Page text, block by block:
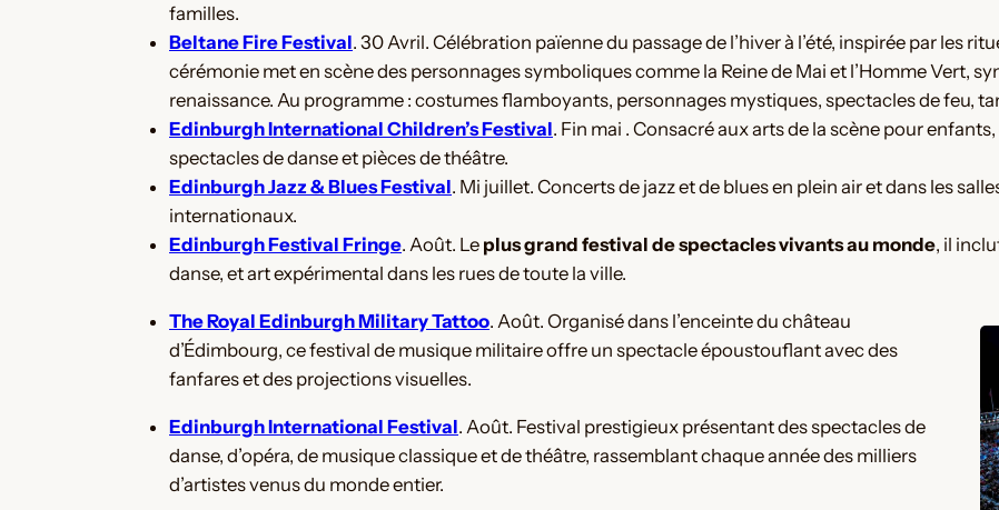
familles.
Beltane Fire Festival. 30 Avril. Célébration païenne du passage de l’hiver à l’été, inspirée par les
cérémonie met en scène des personnages symboliques comme la Reine de Mai et l’Homme Vert,
renaissance. Au programme : costumes flamboyants, personnages mystiques, spectacles de feu,
Edinburgh International Children’s Festival. Fin mai . Consacré aux arts de la scène pour
spectacles de danse et pièces de théâtre.
Edinburgh Jazz & Blues Festival. Mi juillet. Concerts de jazz et de blues en plein air et dans les
internationaux​.
Edinburgh Festival Fringe. Août. Le plus grand festival de spectacles vivants au monde, il
danse, et art expérimental dans les rues de toute la ville​.
The Royal Edinburgh Military Tattoo. Août. Organisé dans l’enceinte du château
d’Édimbourg, ce festival de musique militaire offre un spectacle époustouflant avec des
fanfares et des projections visuelles​.
Edinburgh International Festival. Août. Festival prestigieux présentant des spectacles de
danse, d’opéra, de musique classique et de théâtre, rassemblant chaque année des milliers
d’artistes venus du monde entier.